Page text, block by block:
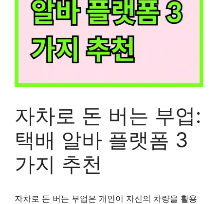
자차로 돈 버는 부업:
택배 알바 플랫폼 3
가지 추천
자차로 돈 버는 부업은 개인이 자신의 차량을 활용